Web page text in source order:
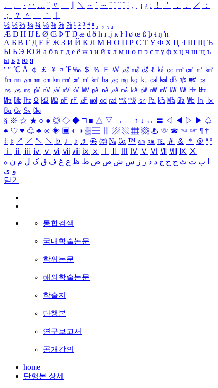
、
。 · ‥ … ¨ 〃 ― ＼ ∼ ´ ～ ˇ ˘ ˝ ˚ ˙ ¸ ¡ ¿ ː ！ ＇ ， ． ／
：
；
？ ＾ ｀
½ ⅓ ⅔ ¼ ¾ ⅛ ⅜ ⅝ ⅞ ¹ ² ³ ⁴ ⁿ ₁ ₂ ₃ ₄
Æ Ð Ħ Ĳ Ł Ø Œ Þ Ŧ Ŋ æ đ ð ħ ı ĳ ĸ ŀ ł ø œ ß þ ŧ ŋ ŉ
А Б В Г Д Е Ё Ж З И Й К Л М Н О П Р С Т У Ф Х Ц Ч Ш Щ Ъ
Ы Ь Э Ю Я а б в г д е ё ж з и й к л м н о п р с т у ф х ц ч ш щ ъ
ы ь э ю я
′ ″ ℃ Å ￠ ￡ ￥ ¤ ℉ ‰ ＄ ％ Ｆ ￦ ㎕ ㎖ ㎗ ℓ ㎘ ㏄ ㎣ ㎤ ㎥ ㎦
㎙ ㎚ ㎛ ㎜ ㎝ ㎞ ㎟ ㎠ ㎡ ㎢ ㏊ ㎍ ㎎ ㎏ ㏏ ㎈ ㎉ ㏈ ㎧ ㎨ ㎰
㎱ ㎲ ㎳ ㎴ ㎵ ㎶ ㎷ ㎸ ㎹ ㎀ ㎁ ㎂ ㎃ ㎄ ㎺ ㎻ ㎽ ㎾ ㎿ ㎐ ㎑
㎒ ㎓ ㎔ Ω ㏀ ㏁ ㎊ ㎋ ㎌ ㏖ ㏅ ㎭ ㎮ ㎯ ㏛ ㎩ ㎪ ㎫ ㎬ ㏝ ㏐
㏓
㏃ ㏉ ㏜ ㏆
§ ※ ☆ ★ ○ ● ◎ ◇ ◆ □ ■ △ ▽ → ← ↑ ↓ ↔ 〓 ◁ ◀ ▷ ▶ ♤
♠ ♡ ♥ ♧ ♣ ⊙ ◈ ▣ ◐ ◑ ▒ ▤ ▨ ▧ ▦ ▩ ♨ ☏ ☎ ☜ ☞ ¶ †
‡ ↕ ↗ ↙ ↖ ↘ ♭ ♩ ♪ ♬ ㉿ ㈜ № ㏇ ™ ㏂ ㏘ ℡ ＃ ＆ ＊ ＠ ª º
ⅰ
ⅱ ⅲ ⅳ ⅴ ⅵ ⅶ ⅷ ⅸ ⅹ Ⅳ Ⅴ Ⅵ Ⅶ Ⅷ Ⅸ Ⅹ
ب ت ث ج ح خ د ذ ر ز س ش ص ض ط ظ ع غ ف ق ک ل م ن ه
و ی
닫기
통합검색
국내학술논문
학위논문
해외학술논문
학술지
단행본
연구보고서
공개강의
home
단행본 상세